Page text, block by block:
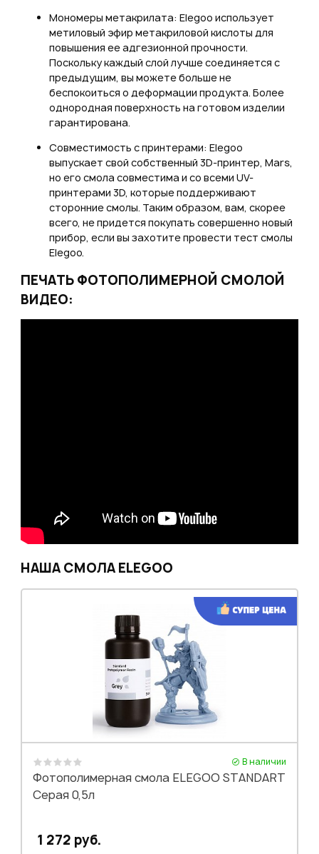
Мономеры метакрилата: Elegoo использует
метиловый эфир метакриловой кислоты для
повышения ее адгезионной прочности.
Поскольку каждый слой лучше соединяется с
предыдущим, вы можете больше не
беспокоиться о деформации продукта. Более
однородная поверхность на готовом изделии
гарантирована.
Совместимость с принтерами: Elegoo
выпускает свой собственный 3D-принтер, Mars,
но его смола совместима и со всеми UV-
принтерами 3D, которые поддерживают
сторонние смолы. Таким образом, вам, скорее
всего, не придется покупать совершенно новый
прибор, если вы захотите провести тест смолы
Elegoo.
ПЕЧАТЬ ФОТОПОЛИМЕРНОЙ СМОЛОЙ
ВИДЕО:
НАША СМОЛА ELEGOO
В наличии
Фотополимерная смола ELEGOO STANDART
Серая 0,5л
1 272 руб.